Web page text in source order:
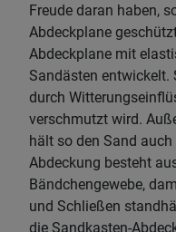
Freude daran haben,
Abdeckplane
Abdeckplane mit
Sandästen entwickelt.
durch
verschmutzt wird.
hält so den Sand
Abdeckung besteht
Bändchengewebe,
und Schließen
die Sandkasten-